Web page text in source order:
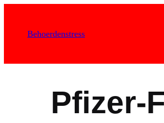
springenBehoerdenstress
Pfizer-